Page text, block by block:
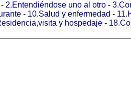
2.Entendiéndose uno al otro-
- 10.Salud y enfermedad -
y hospedaje-